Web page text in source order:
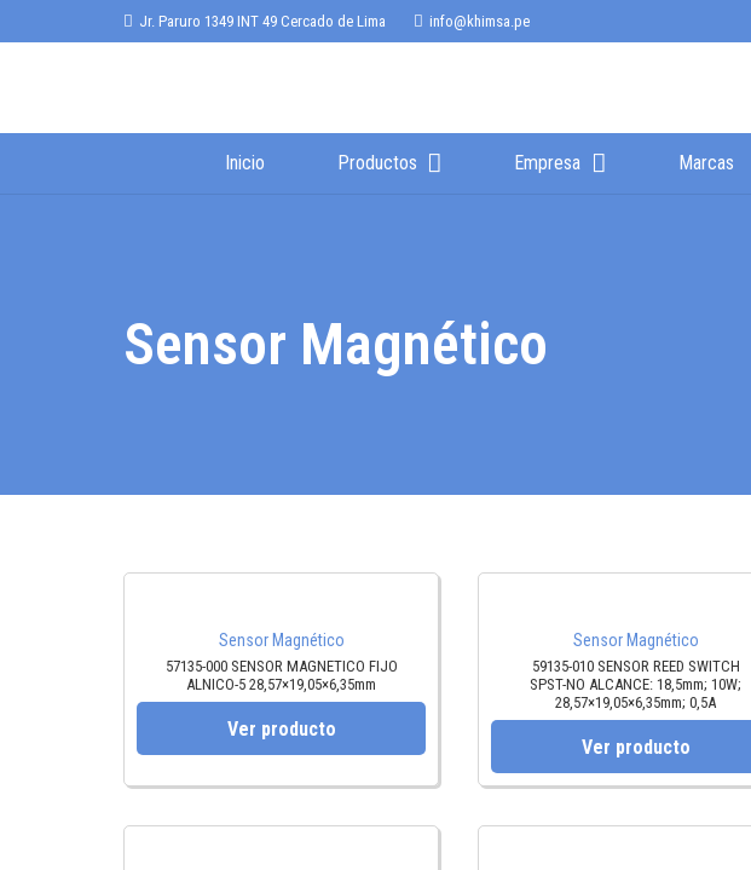
Jr. Paruro 1349 INT 49 Cercado de Lima info@khimsa.pe
Inicio Productos Empresa Marcas
Sensor Magnético
Sensor Magnético
57135-000 SENSOR MAGNETICO FIJO
ALNICO-5 28,57×19,05×6,35mm
Ver producto
Sensor Magnético
59135-010 SENSOR REED SWITCH
SPST-NO ALCANCE: 18,5mm; 10W;
28,57×19,05×6,35mm; 0,5A
Ver producto